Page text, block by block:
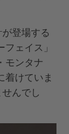
登場する
ェイス」
モンタナ
着けていま
んでし